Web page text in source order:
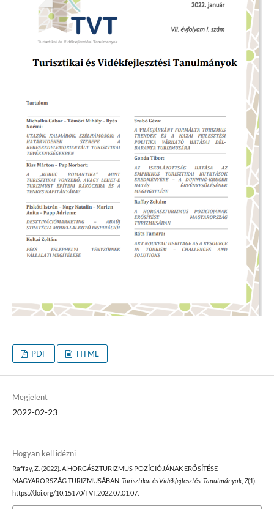
PDF HTML
Megjelent
2022-02-23
Hogyan kell idézni
Raffay, Z. (2022). A HORGÁSZTURIZMUS POZÍCIÓJÁNAK ERŐSÍTÉSE
MAGYARORSZÁG TURIZMUSÁBAN. Turisztikai és Vidékfejlesztési Tanulmányok, 7(1).
https://doi.org/10.15170/TVT.2022.07.01.07.